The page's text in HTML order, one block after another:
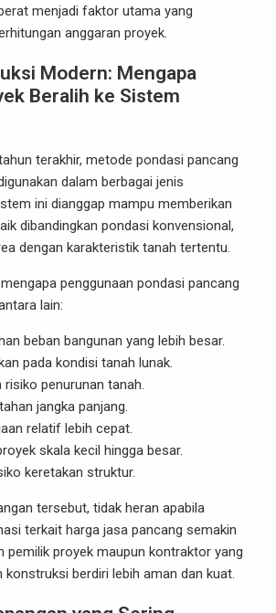
menjadi faktor utama yang
anggaran proyek.
Modern: Mengapa
Beralih ke Sistem
terakhir, metode pondasi pancang
dalam berbagai jenis
ini dianggap mampu memberikan
dibandingkan pondasi konvensional,
dengan karakteristik tanah tertentu.
penggunaan pondasi pancang
lain:
beban bangunan yang lebih besar.
pada kondisi tanah lunak.
risiko penurunan tanah.
jangka panjang.
relatif lebih cepat.
skala kecil hingga besar.
keretakan struktur.
tersebut, tidak heran apabila
terkait harga jasa pancang semakin
pemilik proyek maupun kontraktor yang
konstruksi berdiri lebih aman dan kuat.